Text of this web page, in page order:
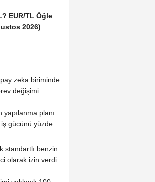
EUR/TL Öğle
2026)
zeka biriminde
değişimi
yapılanma planı
iş gücünü yüzde
standartlı benzin
olarak izin verdi